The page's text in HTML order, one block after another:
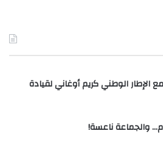
الإطار الوطني كريم أوغاني لقيادة
والجماعة ناعسة!